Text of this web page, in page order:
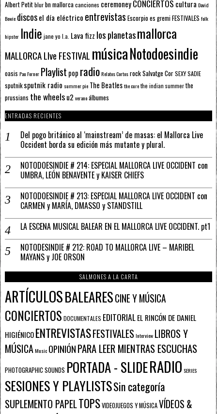
Albert Petitblurbn mallorcacanciones ceremoneyCONCIERTOS cultura David
Bowie discosel día eléctrico entrevistas Escorpioes gremiFESTIVALES folk
hipster Indie jane yo l.a. Lava fizz los planetasmallorca
MALLORCA LIve FESTIVAL músicaNotodoesindie
oasis Pau Forner Playlist pop radioRelatos CortosrockSalvatge CorSEXY SADIE
sputnik sputnik radio summer pie The Beatlesthe curethe indian summerthe
prussians the wheelsu2 veranoálbumes
ENTRADAS RECIENTES
Del pogo británico al ‘mainstream’ de masas: el Mallorca Live
Occident borda su edición más mutante y plural.
NOTODOESINDIE # 214: ESPECIAL MALLORCA LIVE OCCIDENT con
UMBRA, LEÓN BENAVENTE y KAISER CHIEFS
NOTODOESINDIE # 213: ESPECIAL MALLORCA LIVE OCCIDENT con
CARMEN y MARÍA, DMASSO y STANDSTILL
LA ESCENA MUSICAL BALEAR EN EL MALLORCA LIVE OCCIDENT. pt1
NOTODESINDIE # 212: ROAD TO MALLORCA LIVE – MARIBEL
MAYANS y JOE ORSON
SALMONES A LA CARTA
ARTÍCULOSBALEARESCINE Y MÚSICA
CONCIERTOS DOCUMENTALES EDITORIALEL RINCÓN DE DANIEL
HIGIÉNICOENTREVISTASFESTIVALESInterview LIBROS Y
MÚSICAMusic OPINIÓNPARA LEER MIENTRAS ESCUCHAS
PHOTOGRAPHIC SOUNDS PORTADA - SLIDERADIO SERIES
SESIONES Y PLAYLISTSSin categoría
SUPLEMENTO PAPELTOPSVIDEOJUEGOS Y MÚSICAVÍDEOS &